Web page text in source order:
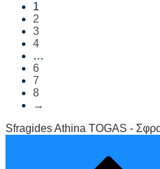
1
2
3
4
…
6
7
8
→
Sfragides Athina TOGAS -